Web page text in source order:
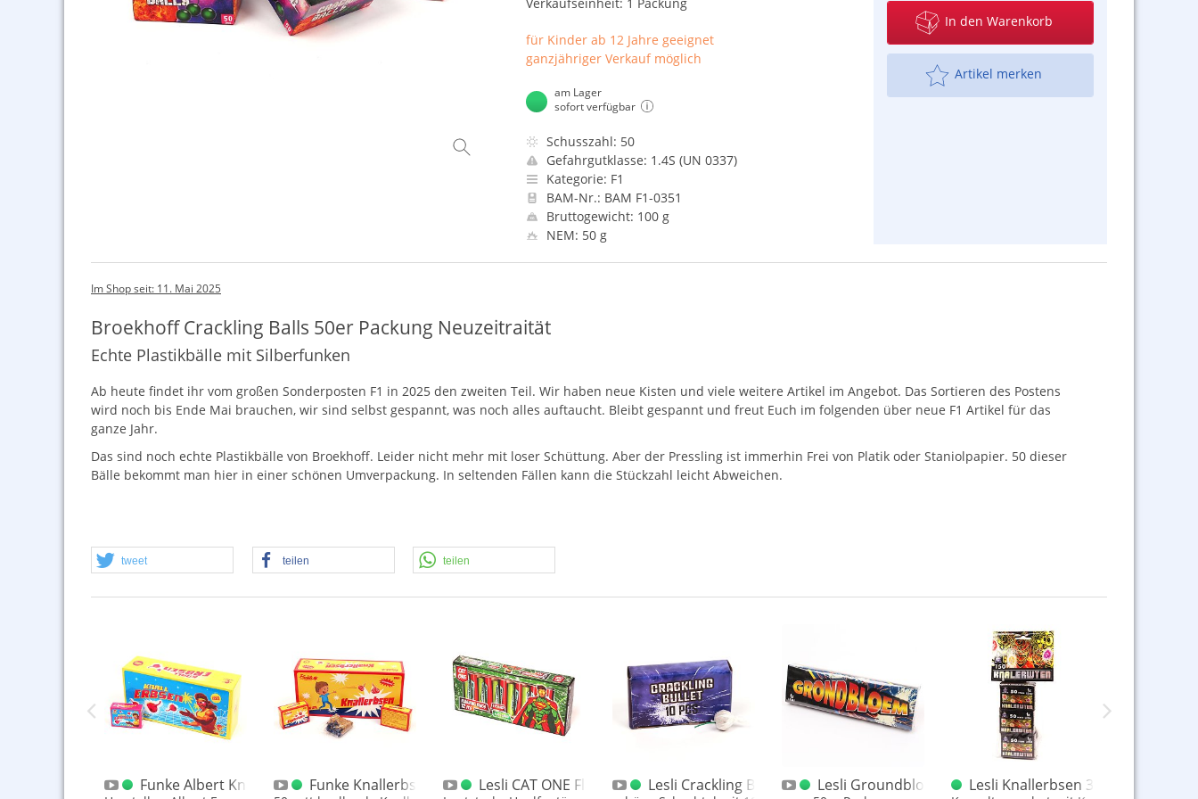
für Kinder ab 12 Jahre geeignet
ganzjähriger Verkauf möglich
am Lager
sofort verfügbar
Schusszahl: 50
Gefahrgutklasse: 1.4S (UN 0337)
Kategorie: F1
BAM-Nr.: BAM F1-0351
Bruttogewicht: 100 g
NEM: 50 g
In den Warenkorb
Artikel merken
Im Shop seit: 11. Mai 2025
Broekhoff Crackling Balls 50er Packung Neuzeitraität
Echte Plastikbälle mit Silberfunken
Ab heute findet ihr vom großen Sonderposten F1 in 2025 den zweiten Teil. Wir haben neue Kisten und viele weitere Artikel im Angebot. Das Sortieren des Postens
wird noch bis Ende Mai brauchen, wir sind selbst gespannt, was noch alles auftaucht. Bleibt gespannt und freut Euch im folgenden über neue F1 Artikel für das
ganze Jahr.
Das sind noch echte Plastikbälle von Broekhoff. Leider nicht mehr mit loser Schüttung. Aber der Pressling ist immerhin Frei von Platik oder Staniolpapier. 50 dieser
Bälle bekommt man hier in einer schönen Umverpackung. In seltenden Fällen kann die Stückzahl leicht Abweichen.
tweet teilen teilen
20er Packung
50er Funke Albert Knallerbsen 50er buntFunke Knallerbsen 50er (normal)Lesli CAT ONE Flashing / Crackling Kings 12er Packung
Lesli Crackling Bullet 10er Schachtel Crackling Bälle F1
Lesli Groundbloem 50er alte Version
Lesli Knallerbsen 3 x 50er